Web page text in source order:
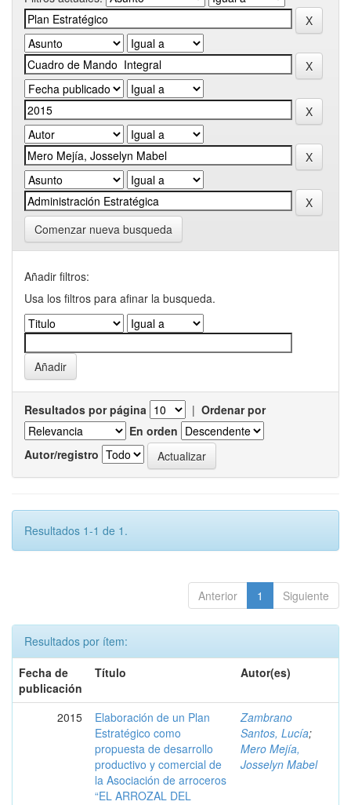
Comenzar nueva busqueda
Añadir filtros:
Usa los filtros para afinar la busqueda.
Resultados por página | Ordenar por
En orden
Autor/registro
Resultados 1-1 de 1.
Anterior 1 Siguiente
Resultados por ítem:
Fecha de
publicación
Título Autor(es)
2015
Elaboración de un Plan
Estratégico como
propuesta de desarrollo
productivo y comercial de
la Asociación de arroceros
“EL ARROZAL DEL
Zambrano
Santos, Lucía;
Mero Mejía,
Josselyn Mabel